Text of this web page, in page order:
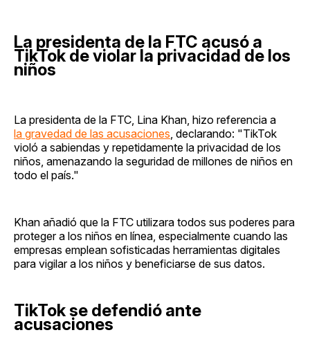
La presidenta de la FTC acusó a
TikTok de violar la privacidad de los
niños
La presidenta de la FTC, Lina Khan, hizo referencia a
la gravedad de las acusaciones , declarando: "TikTok
violó a sabiendas y repetidamente la privacidad de los
niños, amenazando la seguridad de millones de niños en
todo el país."
Khan añadió que la FTC utilizara todos sus poderes para
proteger a los niños en línea, especialmente cuando las
empresas emplean sofisticadas herramientas digitales
para vigilar a los niños y beneficiarse de sus datos.
TikTok se defendió ante
acusaciones